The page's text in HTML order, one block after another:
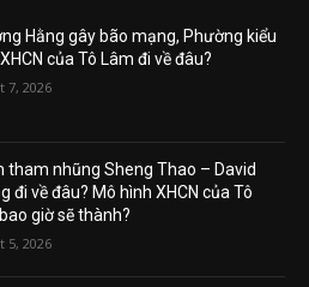
Hằng gây bão mạng, Phường kiểu
của Tô Lâm đi về đâu?
7, 2026
tham nhũng Sheng Thao – David
đi về đâu? Mô hình XHCN của Tô
giờ sẽ thành?
5, 2026